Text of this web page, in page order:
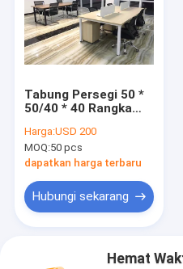
Tabung Persegi 50 *
50/40 * 40 Rangka
Workstation Kantor
Atas Kayu Struktur
Yang Kuat
Harga:USD 200
MOQ:50 pcs
dapatkan harga terbaru
Hubungi sekarang
Hemat